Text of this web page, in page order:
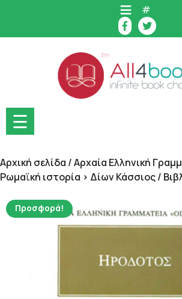
content
#
☰
Αρχική σελίδα /Αρχαία Ελληνική
Ρωμαϊκή ιστορία > Δίων Κάσσιος/
Προσφορά!